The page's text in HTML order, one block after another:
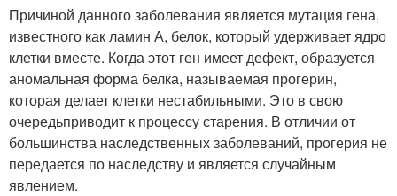
Причиной данного заболевания является мутация гена,
известного как ламин А, белок, который удерживает ядро
клетки вместе. Когда этот ген имеет дефект, образуется
аномальная форма белка, называемая прогерин,
которая делает клетки нестабильными. Это в свою
очередьприводит к процессу старения. В отличии от
большинства наследственных заболеваний, прогерия не
передается по наследству и является случайным
явлением.